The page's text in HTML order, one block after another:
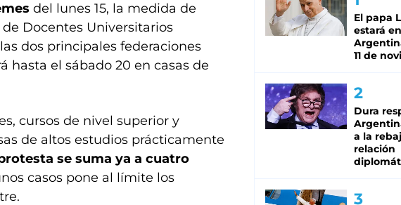
del lunes 15, la medida de
Docentes Universitarios
dos principales federaciones
hasta el sábado 20 en casas de
cursos de nivel superior y
de altos estudios prácticamente
se suma ya a cuatro
casos pone al límite los
El papa
estará
11 de
Dura
a la
relación